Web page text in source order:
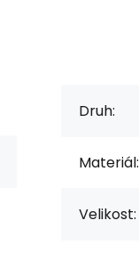
Druh:
Materiál:
Velikost: